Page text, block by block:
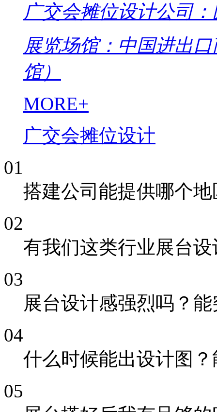
广交会摊位设计公司
展览场馆：中国进出
馆）
MORE+
广交会摊位设计
01
搭建公司能提供哪个
02
有我们这类行业展台
03
展台设计感强烈吗？
04
什么时候能出设计图
05